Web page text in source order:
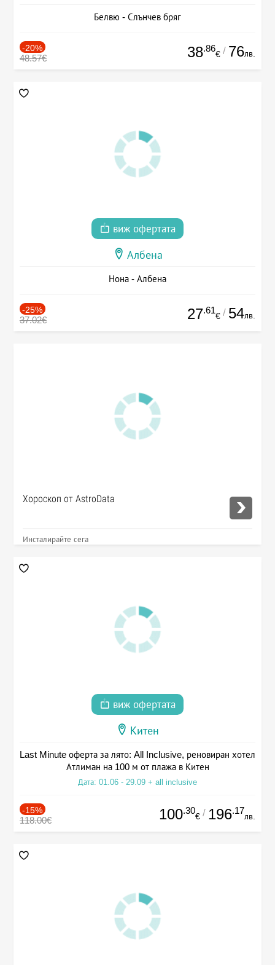
Белвю - Слънчев бряг
-20%
48.57€ 38.86
€ / 76лв.
виж офертата
Албена
Нона - Албена
-25%
37.02€ 27.61
€ / 54лв.
Хороскоп от AstroData
Инсталирайте сега
виж офертата
Китен
Last Minute оферта за лято: All Inclusive, реновиран хотел
Атлиман на 100 м от плажа в Китен
Дата: 01.06 - 29.09 + all inclusive
-15%
118.00€ 100.30
€ / 196.17
лв.